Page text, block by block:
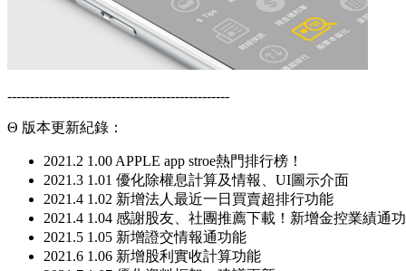
-------------------------------------------------
Θ 版本更新紀錄：
2021.2 1.00 APPLE app stroe熱門排行榜！
2021.3 1.01 優化除權息計算及情報、UI圖示介面
2021.4 1.02 新增法人最近一日買賣超排行功能
2021.4 1.04 感謝股友、社團推薦下載！新增金控業績通
2021.5 1.05 新增證交情報通功能
2021.6 1.06 新增股利實收計算功能